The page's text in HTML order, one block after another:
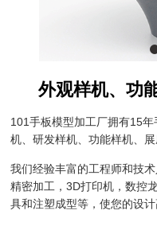
外观样机、功
101手板模型加工厂拥有15
机、研发样机、功能样机、
我们经验丰富的工程师和技
精密加工，3D打印机，数控
具和注塑成型等，使您的设